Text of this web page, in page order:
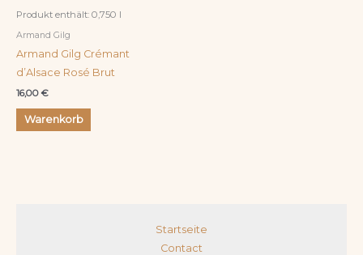
Produkt enthält: 0,750 l
Armand Gilg
Armand Gilg Crémant
d’Alsace Rosé Brut
16,00€
Warenkorb
Startseite
Contact